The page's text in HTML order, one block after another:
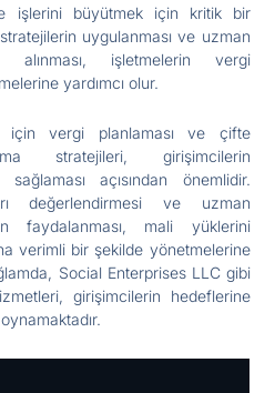
işlerini büyütmek için kritik bir
uygulanması ve uzman
alınması, işletmelerin vergi
yardımcı olur.
için vergi planlaması ve çifte
stratejileri, girişimcilerin
açısından önemlidir.
değerlendirmesi ve uzman
faydalanması, mali yüklerini
verimli bir şekilde yönetmelerine
Social Enterprises LLC gibi
girişimcilerin hedeflerine